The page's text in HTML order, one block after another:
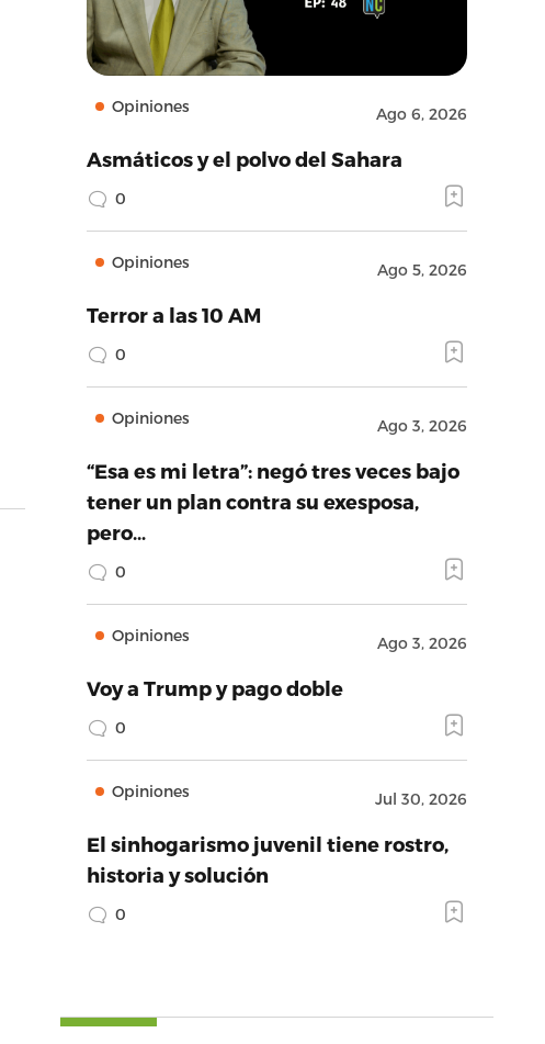
Opiniones Ago 6, 2026
Asmáticos y el polvo del Sahara
0
Opiniones Ago 5, 2026
Terror a las 10 AM
0
Opiniones Ago 3, 2026
“Esa es mi letra”: negó tres veces bajo
tener un plan contra su exesposa,
pero…
0
Opiniones Ago 3, 2026
Voy a Trump y pago doble
0
Opiniones Jul 30, 2026
El sinhogarismo juvenil tiene rostro,
historia y solución
0